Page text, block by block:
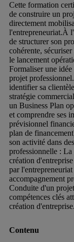
Cette formation
de construire un
directement
l'entrepreneuriat.À
de structurer son
cohérente,
le lancement
Formaliser une
projet
identifier sa
stratégie
un Business Plan
et comprendre ses
prévisionnel
plan de
son activité dans
professionnelle :
création
par
accompagnement
Conduite d'un
compétences clés
création d'entreprise.
Contenu